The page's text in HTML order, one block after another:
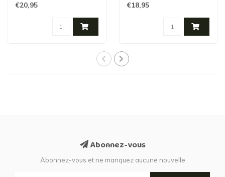
€20,95 €18,95
Abonnez-vous
Abonnez-vous et ne manquez aucune nouvelle